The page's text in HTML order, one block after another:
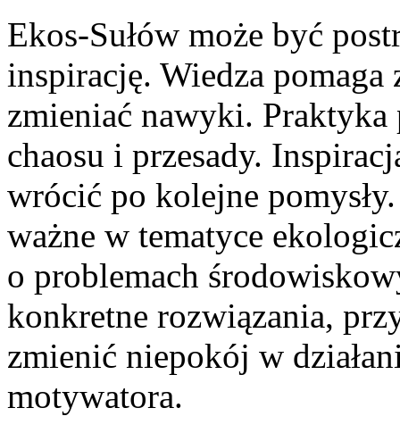
Ekos-Sułów może być
inspirację. Wiedza
zmieniać nawyki.
chaosu i przesady.
wrócić po kolejne
ważne w tematyce
o problemach
konkretne rozwiązania,
zmienić niepokój w
motywatora.